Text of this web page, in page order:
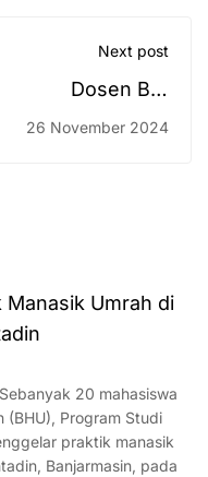
Next post
Dosen BPI
mengikuti PKDP
26 November 2024
Manasik Umrah di
20 mahasiswa
(BHU), Program Studi
praktik manasik
Banjarmasin, pada